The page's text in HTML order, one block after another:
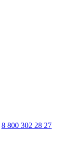
8 800 302 28 27